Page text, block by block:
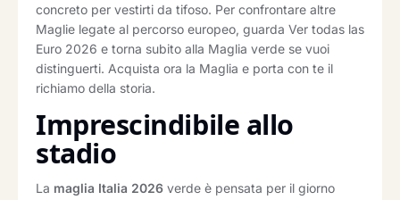
concreto per vestirti da tifoso. Per confrontare altre
Maglie legate al percorso europeo, guarda Ver todas las
Euro 2026 e torna subito alla Maglia verde se vuoi
distinguerti. Acquista ora la Maglia e porta con te il
richiamo della storia.
Imprescindibile allo
stadio
La maglia Italia 2026 verde è pensata per il giorno